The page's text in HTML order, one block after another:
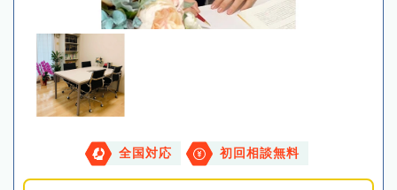
全国対応 初回相談無料